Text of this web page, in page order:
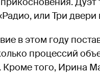
или Три двери
в этом году
процессий
Кроме того, Ирина